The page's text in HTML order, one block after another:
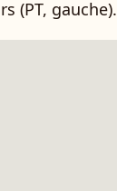
(PT, gauche).